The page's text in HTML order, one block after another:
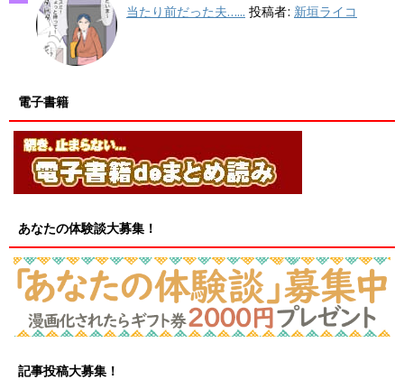
当たり前だった夫…... 投稿者: 新垣ライコ
電子書籍
あなたの体験談大募集！
記事投稿大募集！